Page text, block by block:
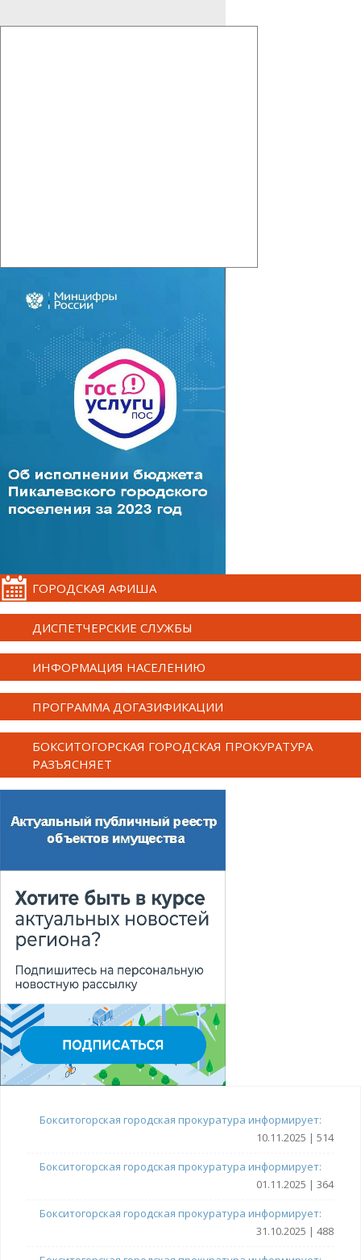
ГОРОДСКАЯ АФИША
ДИСПЕТЧЕРСКИЕ СЛУЖБЫ
ИНФОРМАЦИЯ НАСЕЛЕНИЮ
ПРОГРАММА ДОГАЗИФИКАЦИИ
БОКСИТОГОРСКАЯ ГОРОДСКАЯ ПРОКУРАТУРА
РАЗЪЯСНЯЕТ
Бокситогорская городская прокуратура информирует:
10.11.2025 | 514
Бокситогорская городская прокуратура информирует:
01.11.2025 | 364
Бокситогорская городская прокуратура информирует:
31.10.2025 | 488